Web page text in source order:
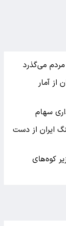
مردم می‌گذرد
آمار
سهام
در جنگ ایران از دست
کوه‌های